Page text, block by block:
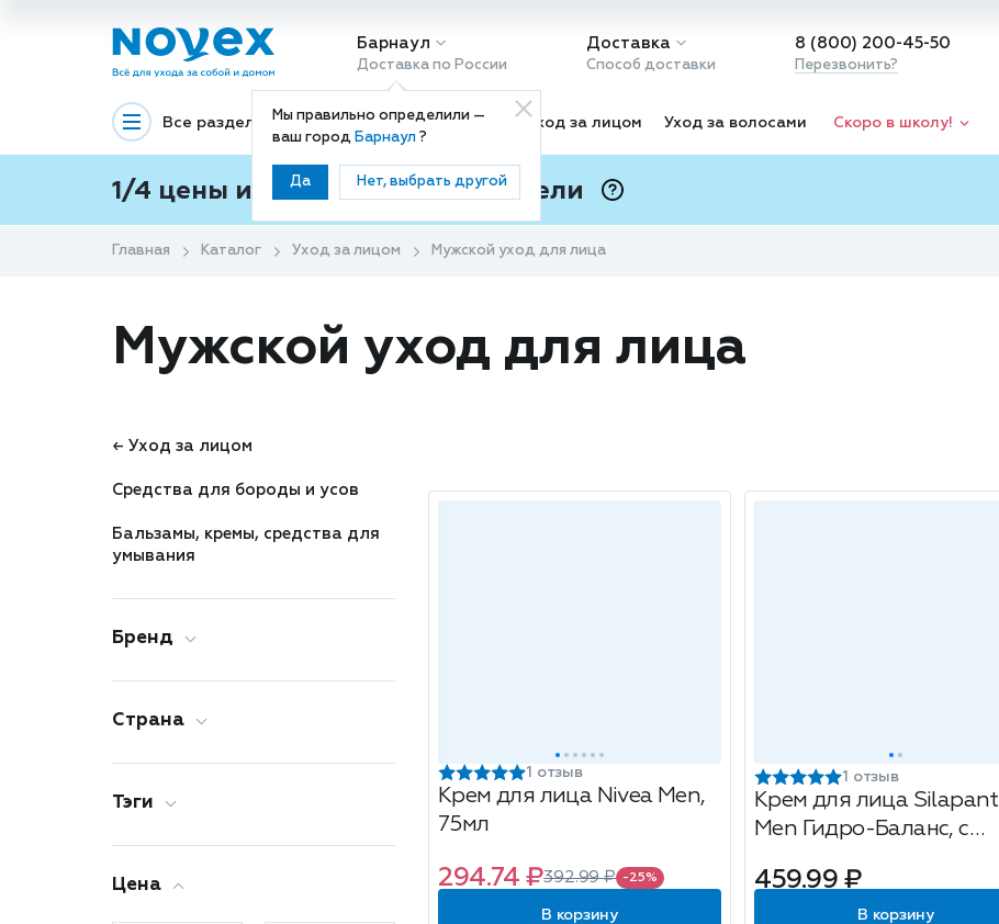
Барнаул
Доставка по России
Мы правильно определили —
ваш город Барнаул?
Да Нет, выбрать другой
Доставка
Способ доставки
8 (800) 200-45-50
Перезвонить?
Все разделы Декоративная косметика Уход за лицом Уход за волосами Скоро в школу!
1/4 цены и покупки ваши с Подели
Главная Каталог Уход за лицом Мужской уход для лица
Мужской уход для лица
← Уход за лицом
Средства для бороды и усов
Бальзамы, кремы, средства для
умывания
Бренд
Страна
Тэги
Цена
1 отзыв
Крем для лица Nivea Men,
75мл
294.74 ₽392.99 ₽ -25%
В корзину
1 отзыв
Крем для лица Silapant
Men Гидро-Баланс, с
459.99 ₽
В корзину